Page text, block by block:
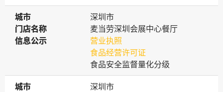
城市
城市
深圳市
门店名称
门店名称
麦当劳深圳会展中心餐厅
信息公示
信息公示
营业执照
食品经营许可证
食品安全监督量化分级
城市
城市
深圳市